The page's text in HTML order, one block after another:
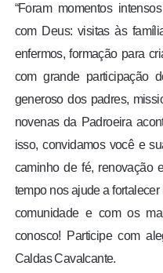
“Foram momentos
com Deus: visitas às
enfermos, formação para
com grande participação
generoso dos padres,
novenas da Padroeira
isso, convidamos você e
caminho de fé, renovação
tempo nos ajude a
comunidade e com os
conosco! Participe com
Caldas Cavalcante.